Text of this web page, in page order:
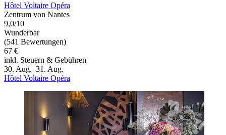
Hôtel Voltaire Opéra
Zentrum von Nantes
9,0/10
Wunderbar
(541 Bewertungen)
67 €
inkl. Steuern & Gebühren
30. Aug.–31. Aug.
Hôtel Voltaire Opéra